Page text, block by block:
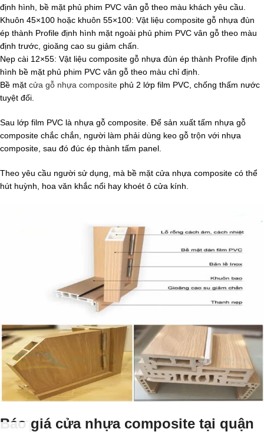
định hình, bề mặt phủ phim PVC vân gỗ theo màu khách yêu cầu.
Khuôn 45×100 hoặc khuôn 55×100: Vật liệu composite gỗ nhựa đùn
ép thành Profile định hình mặt ngoài phủ phim PVC vân gỗ theo màu
định trước, gioăng cao su giảm chấn.
Nẹp cài 12×55: Vật liệu composite gỗ nhựa đùn ép thành Profile định
hình bề mặt phủ phim PVC vân gỗ theo màu chỉ định.
Bề mặt cửa gỗ nhựa composite phủ 2 lớp film PVC, chống thấm nước
tuyệt đối.
Sau lớp film PVC là nhựa gỗ composite. Để sản xuất tấm nhựa gỗ
composite chắc chắn, người làm phải dùng keo gỗ trộn với nhựa
composite, sau đó đúc ép thành tấm panel.
Theo yêu cầu người sử dụng, mà bề mặt cửa nhựa composite có thể
hút huỳnh, hoa văn khắc nổi hay khoét ô cửa kính.
Báo giá cửa nhựa composite tại quận